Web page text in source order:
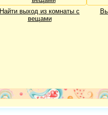
Найти выход из комнаты с
вещами